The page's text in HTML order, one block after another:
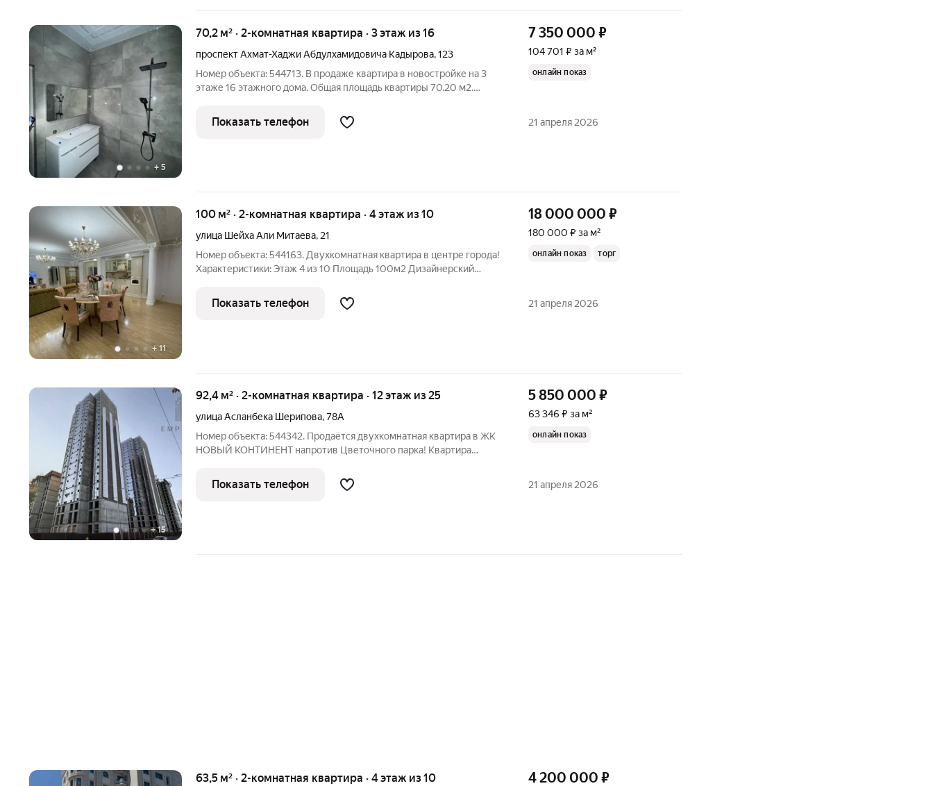
+ 5
70,2 м² · 2-комнатная квартира · 3 этаж из 16
проспект Ахмат-Хаджи Абдулхамидовича Кадырова,123
Номер объекта: 544713. В продаже квартира в новостройке на 3
этаже 16 этажного дома. Общая площадь квартиры 70.20 м2.
внести свои дизайнерские решения и создать пространство по
своему вкусу.
7 350 000 ₽
104 701 ₽ за м²
онлайн показ
Показать телефон 21 апреля 2026
+11
100 м² · 2-комнатная квартира · 4 этаж из 10
улица Шейха Али Митаева, 21
Номер объекта: 544163. Двухкомнатная квартира в центре города!
Характеристики: Этаж 4 из 10 Площадь 100м2 Дизайнерский
Шейха Али Митаева (бывшая Первомайская) Детские сады
Детская
18 000 000 ₽
180 000 ₽ за м²
онлайн показ торг
Показать телефон 21 апреля 2026
+15
92,4 м² · 2-комнатная квартира · 12 этаж из 25
улица Асланбека Шерипова,78А
Номер объекта: 544342. Продаётся двухкомнатная квартира в ЖК
НОВЫЙ КОНТИНЕНТ напротив Цветочного парка! Квартира
площадь составляет 92.35 кв.м. Высота потолков составляет 3.1
см. Окна
5 850 000 ₽
63 346 ₽ за м²
онлайн показ
Показать телефон 21 апреля 2026
63,5 м² · 2-комнатная квартира · 4 этаж из 10 4 200 000 ₽